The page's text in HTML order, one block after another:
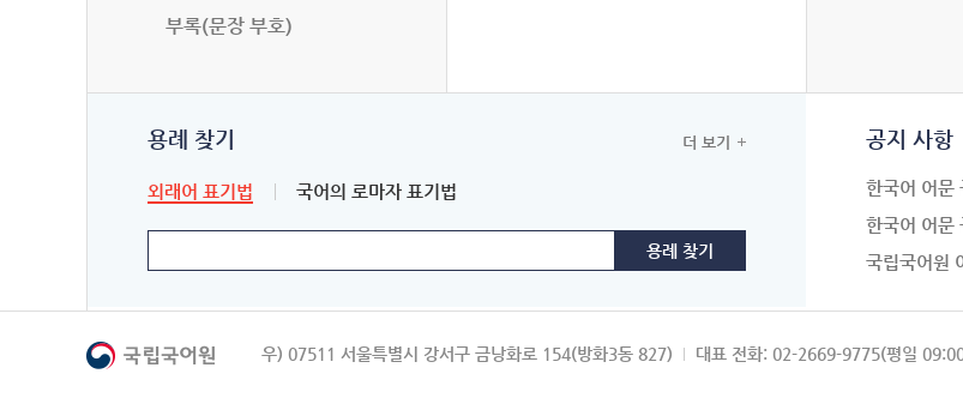
부록(문장 부호)
용례 찾기
외래어 표기법 국어의 로마자 표기법
더 보기 공지 사항
한국어 어문
한국어 어문
국립국어원
우) 07511 서울특별시 강서구 금낭화로 154(방화3동 827) 대표 전화: 02-2669-9775(평일